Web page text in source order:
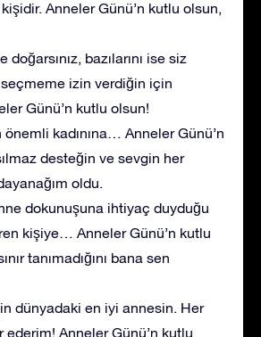
Anneler Günü’n kutlu olsun,
doğarsınız, bazılarını ise siz
izin verdiğin için
Günü’n kutlu olsun!
önemli kadınına… Anneler Günü’n
desteğin ve sevgin her
oldu.
dokunuşuna ihtiyaç duyduğu
kişiye… Anneler Günü’n kutlu
tanımadığını bana sen
dünyadaki en iyi annesin. Her
Anneler Günü’n kutlu